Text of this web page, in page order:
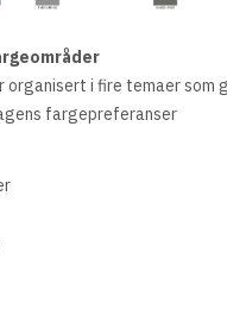
organisert i fire temaer som
fargepreferanser